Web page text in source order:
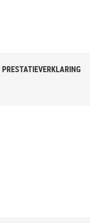
PRESTATIEVERKLARING